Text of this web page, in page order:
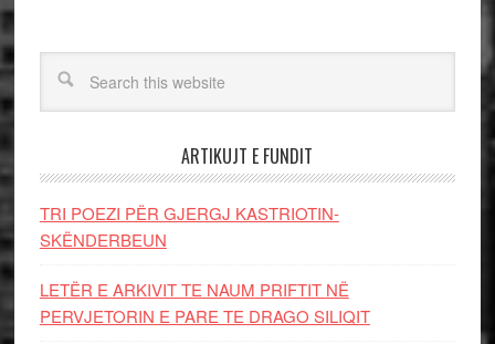
ARTIKUJT E FUNDIT
TRI POEZI PËR GJERGJ KASTRIOTIN-
SKËNDERBEUN
LETËR E ARKIVIT TE NAUM PRIFTIT NË
PERVJETORIN E PARE TE DRAGO SILIQIT